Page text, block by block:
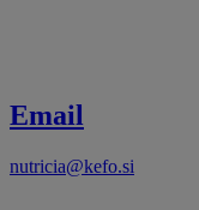
Email
nutricia@kefo.si